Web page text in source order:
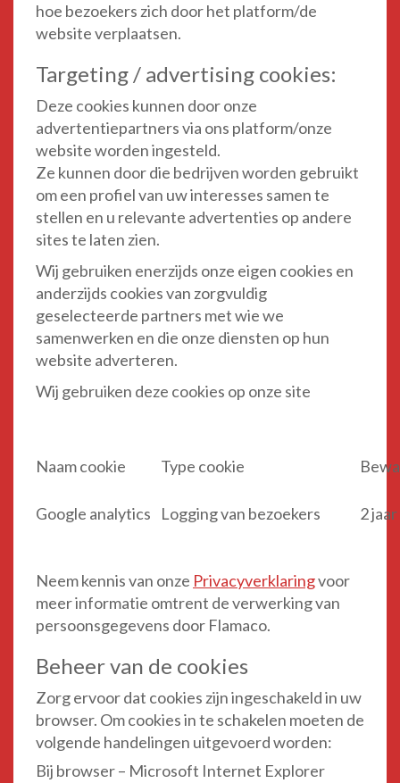
hoe bezoekers zich door het platform/de
website verplaatsen.
Targeting / advertising cookies:
Deze cookies kunnen door onze
advertentiepartners via ons platform/onze
website worden ingesteld.
Ze kunnen door die bedrijven worden gebruikt
om een profiel van uw interesses samen te
stellen en u relevante advertenties op andere
sites te laten zien.
Wij gebruiken enerzijds onze eigen cookies en
anderzijds cookies van zorgvuldig
geselecteerde partners met wie we
samenwerken en die onze diensten op hun
website adverteren.
Wij gebruiken deze cookies op onze site
Naam cookie Type cookie
Google analytics Logging van bezoekers 2 jaar
Neem kennis van onze Privacyverklaringvoor
meer informatie omtrent de verwerking van
persoonsgegevens door Flamaco.
Beheer van de cookies
Zorg ervoor dat cookies zijn ingeschakeld in uw
browser. Om cookies in te schakelen moeten de
volgende handelingen uitgevoerd worden:
Bij browser – Microsoft Internet Explorer